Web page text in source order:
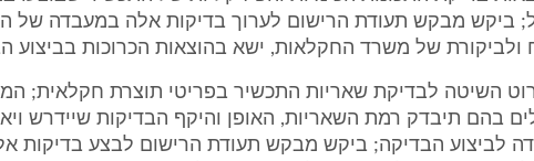
ביקש מבקש תעודת הרישום לערוך בדיקות אלה במעבדה של
ולביקורת של משרד החקלאות, ישא בהוצאות הכרוכות בביצוע
השיטה לבדיקת שאריות התכשיר בפריטי תוצרת חקלאית;
בהם תיבדק רמת השאריות, האופן והיקף הבדיקות שיידרש
לביצוע הבדיקה; ביקש מבקש תעודת הרישום לבצע בדיקות